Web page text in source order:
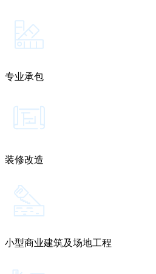
专业承包
装修改造
小型商业建筑及场地工程